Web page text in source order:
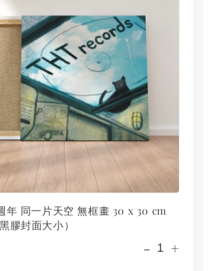
年 同一片天空 無框畫 30 x 30 cm
膠封面大小）
- +